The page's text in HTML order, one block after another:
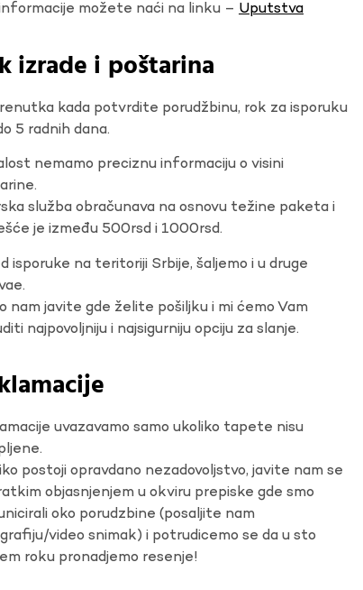
možete naći na linku – Uputstva
izrade i poštarina
kada potvrdite porudžbinu, rok za isporuku
5 radnih dana.
nemamo preciznu informaciju o visini
služba obračunava na osnovu težine paketa i
je između 500rsd i 1000rsd.
isporuke na teritoriji Srbije, šaljemo i u druge
nam javite gde želite pošiljku i mi ćemo Vam
najpovoljniju i najsigurniju opciju za slanje.
uvazavamo samo ukoliko tapete nisu
postoji opravdano nezadovoljstvo, javite nam se
objasnjenjem u okviru prepiske gde smo
oko porudzbine (posaljite nam
video snimak) i potrudicemo se da u sto
roku pronadjemo resenje!